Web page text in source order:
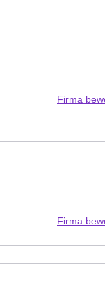
Firma
Firma